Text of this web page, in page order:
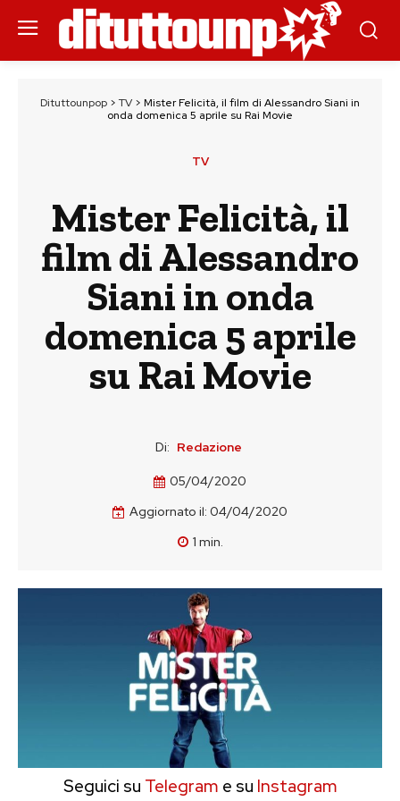
Dituttounpop > TV > Mister Felicità, il film di Alessandro Siani in
onda domenica 5 aprile su Rai Movie
TV
Mister Felicità, il
film di Alessandro
Siani in onda
domenica 5 aprile
su Rai Movie
Di: Redazione
05/04/2020
Aggiornato il: 04/04/2020
1 min.
Seguici su Telegram e su Instagram